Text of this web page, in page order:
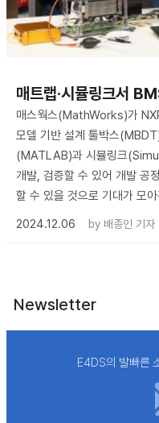
매트랩·시뮬링크서
매스웍스(MathWorks)가
모델 기반 설계 툴박스
(MATLAB)과 시뮬링크
개발, 검증할 수 있어 개발 공
할 수 있을 것으로 기대가 모
2024.12.06
by 배종인 기자
Newsletter
E4DS의 발빠른